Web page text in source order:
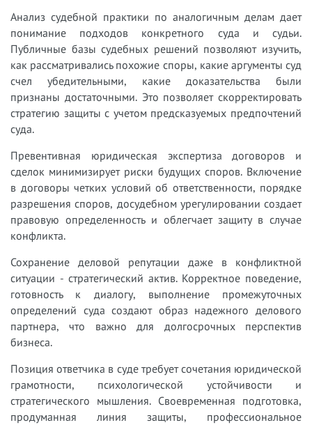
Анализ судебной практики по аналогичным делам дает
понимание подходов конкретного суда и судьи.
Публичные базы судебных решений позволяют изучить,
как рассматривались похожие споры, какие аргументы суд
счел убедительными, какие доказательства были
признаны достаточными. Это позволяет скорректировать
стратегию защиты с учетом предсказуемых предпочтений
суда.
Превентивная юридическая экспертиза договоров и
сделок минимизирует риски будущих споров. Включение
в договоры четких условий об ответственности, порядке
разрешения споров, досудебном урегулировании создает
правовую определенность и облегчает защиту в случае
конфликта.
Сохранение деловой репутации даже в конфликтной
ситуации - стратегический актив. Корректное поведение,
готовность к диалогу, выполнение промежуточных
определений суда создают образ надежного делового
партнера, что важно для долгосрочных перспектив
бизнеса.
Позиция ответчика в суде требует сочетания юридической
грамотности, психологической устойчивости и
стратегического мышления. Своевременная подготовка,
продуманная линия защиты, профессиональное